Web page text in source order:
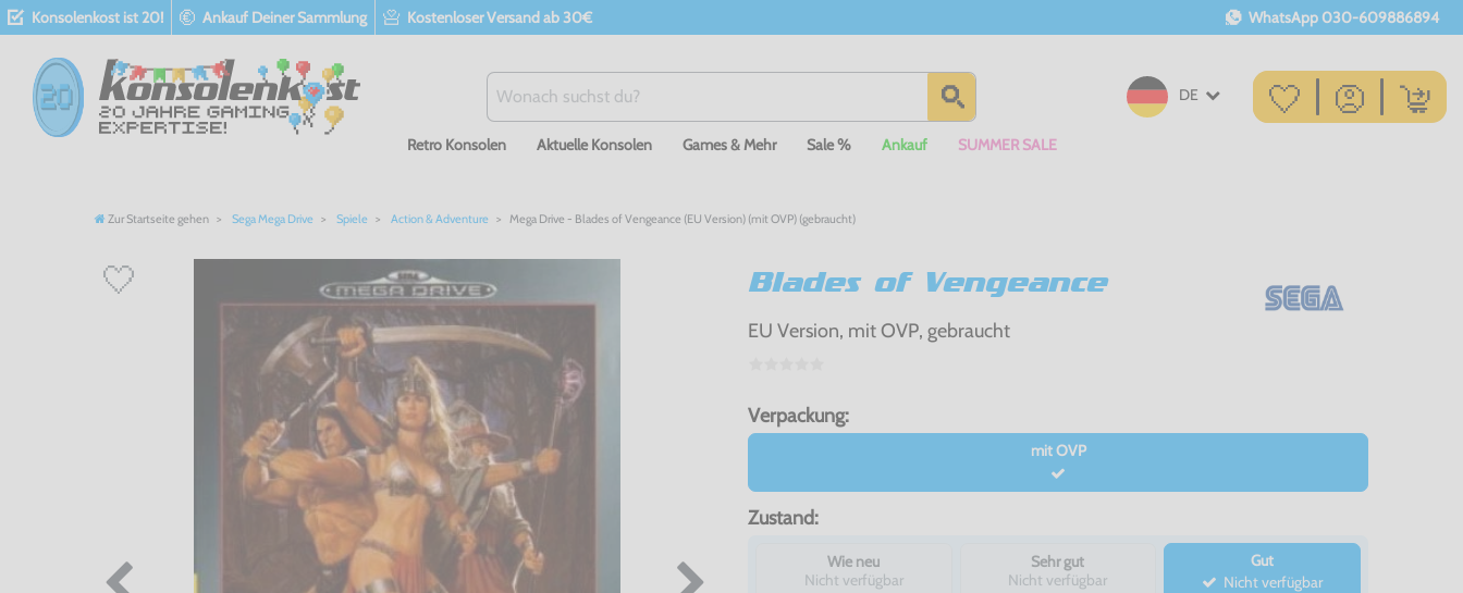
Konsolenkost ist 20! Ankauf Deiner Sammlung Kostenloser Versand ab 30€ WhatsApp 030-609886894
DE
Retro Konsolen Aktuelle Konsolen Games & Mehr Sale % Ankauf SUMMER SALE
Zur Startseite gehen Sega Mega Drive Spiele Action & Adventure Mega Drive - Blades of Vengeance (EU Version) (mit OVP) (gebraucht)
Blades of Vengeance
EU Version, mit OVP, gebraucht
Verpackung:
mit OVP
Zustand:
Wie neu
Nicht verfügbar
Sehr gut
Nicht verfügbar
Gut
Nicht verfügbar